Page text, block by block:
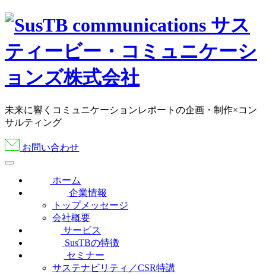
未来に響くコミュニケーションレポートの企画・制作×コン
サルティング
お問い合わせ
ホーム
企業情報
トップメッセージ
会社概要
サービス
SusTBの特徴
セミナー
サステナビリティ／CSR特講